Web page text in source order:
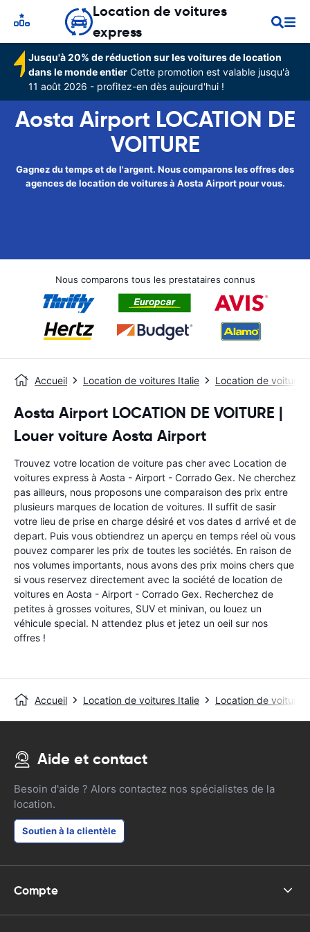
Location de voitures
express
Jusqu'à 20% de réduction sur les voitures de location
dans le monde entier Cette promotion est valable jusqu'à
11 août 2026 - profitez-en dès aujourd'hui !
Aosta Airport LOCATION DE
VOITURE
Gagnez du temps et de l'argent. Nous comparons les offres des
agences de location de voitures à Aosta Airport pour vous.
Nous comparons tous les prestataires connus
Accueil Location de voitures Italie Location de voitures
Aosta Airport LOCATION DE VOITURE |
Louer voiture Aosta Airport
Trouvez votre location de voiture pas cher avec Location de
voitures express à Aosta - Airport - Corrado Gex. Ne cherchez
pas ailleurs, nous proposons une comparaison des prix entre
plusieurs marques de location de voitures. Il suffit de sasir
votre lieu de prise en charge désiré et vos dates d arrivé et de
depart. Puis vous obtiendrez un aperçu en temps réel où vous
pouvez comparer les prix de toutes les sociétés. En raison de
nos volumes importants, nous avons des prix moins chers que
si vous reservez directement avec la société de location de
voitures en Aosta - Airport - Corrado Gex. Recherchez de
petites à grosses voitures, SUV et minivan, ou louez un
véhicule special. N attendez plus et jetez un oeil sur nos
offres !
Accueil Location de voitures Italie Location de voitures
Aide et contact
Besoin d'aide ? Alors contactez nos spécialistes de la
location.
Soutien à la clientèle
Compte